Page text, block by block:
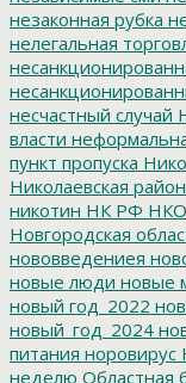
незаконная рубка
нелегальная
несчастный случай
власти
пункт пропуска
Николаевская
никотин НК РФ НКО
Новгородская
нововведениея
новые люди новые
новый год_2022
новый_год_2024
питания норовирус
неделю Областная